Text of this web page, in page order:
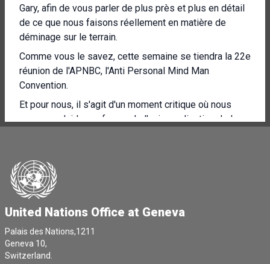
Gary, afin de vous parler de plus près et plus en détail
de ce que nous faisons réellement en matière de
déminage sur le terrain.
Comme vous le savez, cette semaine se tiendra la 22e
réunion de l'APNBC, l'Anti Personal Mind Man
Convention.
Et pour nous, il s'agit d'un moment critique où nous
pouvons plaider en faveur de l'universalisation de la
Cette année, Givens fait face au défi croissant que
constituent les restes explosifs de guerre, les engins
explosifs improvisés et les mines antipersonnel, ce
qui met en péril les efforts de consolidation de la paix,
d'aide humanitaire et de développement dans le
monde entier.
Le Secrétaire général a d'ailleurs lancé une campagne,
United Nations Office at Geneva
Palais des Nations,1211
Geneva 10,
Switzerland.